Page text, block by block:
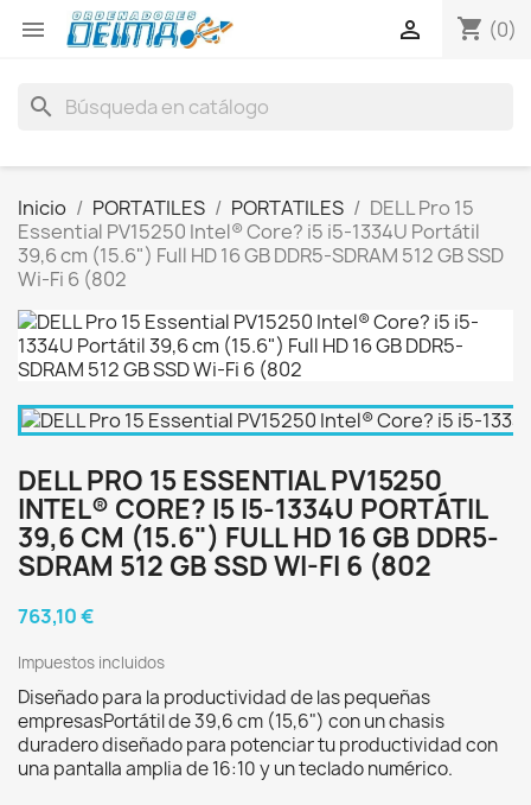
 shopping_cart (0)

search
Inicio PORTATILES PORTATILES
DELL Pro 15
Essential PV15250 Intel® Core? i5 i5-1334U Portátil
39,6 cm (15.6") Full HD 16 GB DDR5-SDRAM 512 GB SSD
Wi-Fi 6 (802
DELL PRO 15 ESSENTIAL PV15250
INTEL® CORE? I5 I5-1334U PORTÁTIL
39,6 CM (15.6") FULL HD 16 GB DDR5-
SDRAM 512 GB SSD WI-FI 6 (802
763,10 €
Impuestos incluidos
Diseñado para la productividad de las pequeñas
empresasPortátil de 39,6 cm (15,6") con un chasis
duradero diseñado para potenciar tu productividad con
una pantalla amplia de 16:10 y un teclado numérico.